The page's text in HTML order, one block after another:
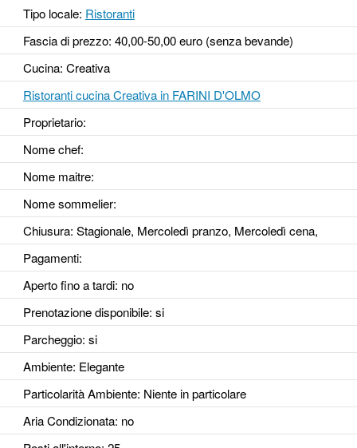
Tipo locale: Ristoranti
Fascia di prezzo: 40,00-50,00 euro (senza bevande)
Cucina: Creativa
Ristoranti cucina Creativa in FARINI D'OLMO
Proprietario:
Nome chef:
Nome maitre:
Nome sommelier:
Chiusura: Stagionale, Mercoledì pranzo, Mercoledì cena,
Pagamenti:
Aperto fino a tardi: no
Prenotazione disponibile: si
Parcheggio: si
Ambiente: Elegante
Particolarità Ambiente: Niente in particolare
Aria Condizionata: no